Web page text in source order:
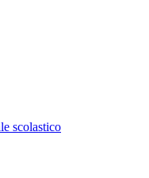
scolastico